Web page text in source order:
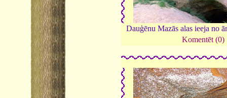
Dauģēnu Mazās alas ieeja no
Komentēt (0)